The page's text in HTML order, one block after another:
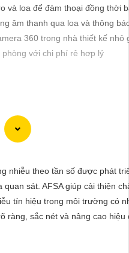
và loa để đàm thoại đồng thời
âm thanh qua loa và thông
360 trong nhà thiết kế nhỏ
với chi phí rẻ hơp lý
hợp sử dụng trong các môi
bạn giám sát đầy đủ chi tiết và
nhiễu theo tần số được phát
sát. AFSA giúp cải thiện
tín hiệu trong môi trường có
ràng, sắc nét và nâng cao hiệu